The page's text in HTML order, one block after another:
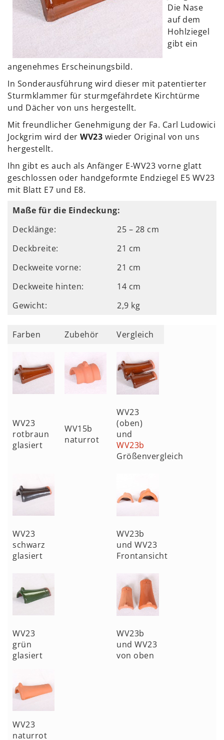
Die Nase
auf dem
Hohlziegel
gibt ein
angenehmes Erscheinungsbild.
In Sonderausführung wird dieser mit patentierter
Sturmklammer für sturmgefährdete Kirchtürme
und Dächer von uns hergestellt.
Mit freundlicher Genehmigung der Fa. Carl Ludowici
Jockgrim wird der WV23 wieder Original von uns
hergestellt.
Ihn gibt es auch als Anfänger E-WV23 vorne glatt
geschlossen oder handgeformte Endziegel E5 WV23
mit Blatt E7 und E8.
Maße für die Eindeckung:
Decklänge:
25 – 28 cm
Deckbreite:
21 cm
Deckweite vorne:
21 cm
Deckweite hinten:
14 cm
Gewicht:
2,9 kg
Farben Zubehör Vergleich
WV23
rotbraun
glasiert
WV15b
naturrot
WV23
(oben)
und
WV23b
Größenvergleich
WV23
schwarz
glasiert
WV23b
und WV23
Frontansicht
WV23
grün
glasiert
WV23b
und WV23
von oben
WV23
naturrot